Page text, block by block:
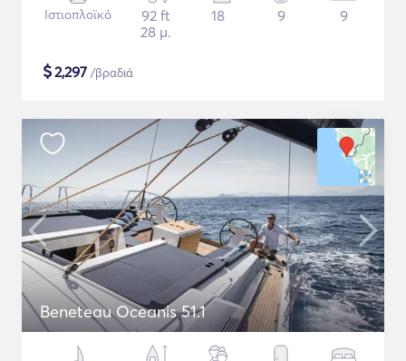
Ιστιοπλοϊκό
92 ft
28 μ.
18 9 9
$2,297 /βραδιά
Beneteau Oceanis 51.1